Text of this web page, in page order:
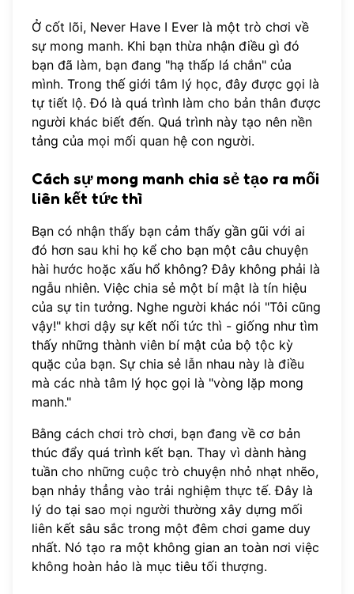
Ở cốt lõi, Never Have I Ever là một trò chơi về
sự mong manh. Khi bạn thừa nhận điều gì đó
bạn đã làm, bạn đang "hạ thấp lá chắn" của
mình. Trong thế giới tâm lý học, đây được gọi là
tự tiết lộ. Đó là quá trình làm cho bản thân được
người khác biết đến. Quá trình này tạo nên nền
tảng của mọi mối quan hệ con người.
Cách sự mong manh chia sẻ tạo ra mối
liên kết tức thì
Bạn có nhận thấy bạn cảm thấy gần gũi với ai
đó hơn sau khi họ kể cho bạn một câu chuyện
hài hước hoặc xấu hổ không? Đây không phải là
ngẫu nhiên. Việc chia sẻ một bí mật là tín hiệu
của sự tin tưởng. Nghe người khác nói "Tôi cũng
vậy!" khơi dậy sự kết nối tức thì - giống như tìm
thấy những thành viên bí mật của bộ tộc kỳ
quặc của bạn. Sự chia sẻ lẫn nhau này là điều
mà các nhà tâm lý học gọi là "vòng lặp mong
manh."
Bằng cách chơi trò chơi, bạn đang về cơ bản
thúc đẩy quá trình kết bạn. Thay vì dành hàng
tuần cho những cuộc trò chuyện nhỏ nhạt nhẽo,
bạn nhảy thẳng vào trải nghiệm thực tế. Đây là
lý do tại sao mọi người thường xây dựng mối
liên kết sâu sắc trong một đêm chơi game duy
nhất. Nó tạo ra một không gian an toàn nơi việc
không hoàn hảo là mục tiêu tối thượng.